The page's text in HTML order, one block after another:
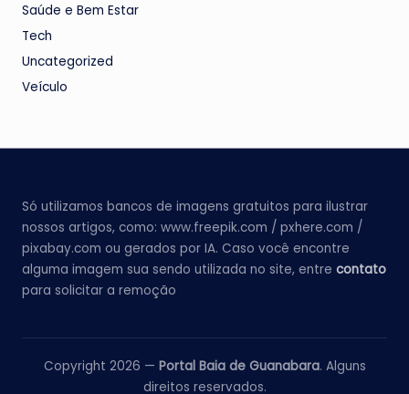
Saúde e Bem Estar
Tech
Uncategorized
Veículo
Só utilizamos bancos de imagens gratuitos para ilustrar
nossos artigos, como: www.freepik.com / pxhere.com /
pixabay.com ou gerados por IA. Caso você encontre
alguma imagem sua sendo utilizada no site, entre contato
para solicitar a remoção
Copyright 2026 — Portal Baia de Guanabara. Alguns
direitos reservados.